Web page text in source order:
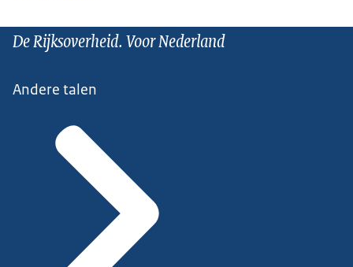
De Rijksoverheid. Voor Nederland
Andere talen